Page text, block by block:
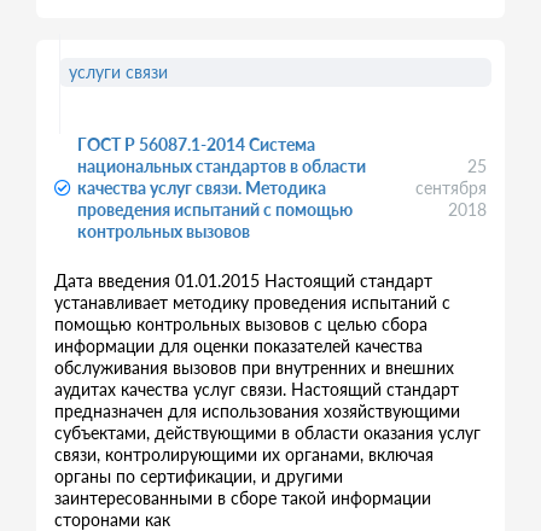
ГОСТ Р 56087.1-2014 Система
национальных стандартов в области
качества услуг связи. Методика
проведения испытаний с помощью
контрольных вызовов
25
сентября
2018
Дата введения 01.01.2015 Настоящий стандарт
устанавливает методику проведения испытаний с
помощью контрольных вызовов с целью сбора
информации для оценки показателей качества
обслуживания вызовов при внутренних и внешних
аудитах качества услуг связи. Настоящий стандарт
предназначен для использования хозяйствующими
субъектами, действующими в области оказания услуг
связи, контролирующими их органами, включая
органы по сертификации, и другими
заинтересованными в сборе такой информации
сторонами как
услуги связи